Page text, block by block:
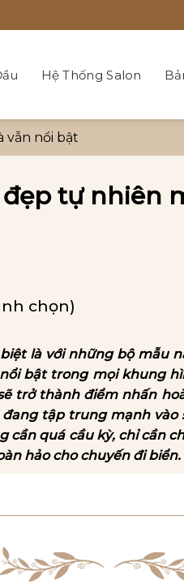
Hệ Thống Salon
vẫn nổi bật
tự nhiên
chọn)
là với những bộ mẫu
bật trong mọi khung
trở thành điểm nhấn
đang tập trung mạnh
cần quá cầu kỳ, chỉ cần
hảo cho chuyến đi biển.